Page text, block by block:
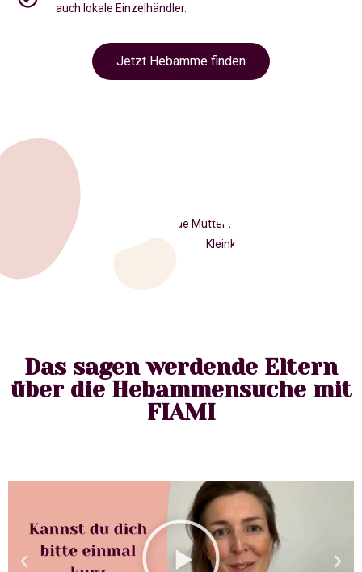
auch lokale Einzelhändler.
Jetzt Hebamme finden
Das sagen werdende Eltern
über die Hebammensuche mit
FIAMI